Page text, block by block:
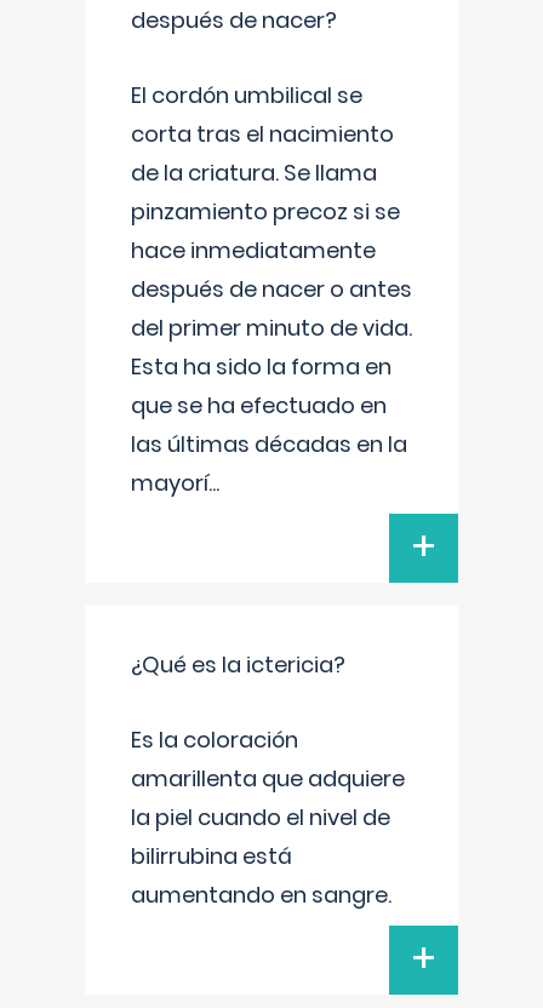
después de nacer?
El cordón umbilical se
corta tras el nacimiento
de la criatura. Se llama
pinzamiento precoz si se
hace inmediatamente
después de nacer o antes
del primer minuto de vida.
Esta ha sido la forma en
que se ha efectuado en
las últimas décadas en la
mayorí...
+
¿Qué es la ictericia?
Es la coloración
amarillenta que adquiere
la piel cuando el nivel de
bilirrubina está
aumentando en sangre.
+